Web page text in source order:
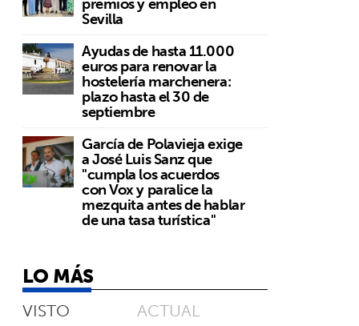
Sevilla
Ayudas de hasta 11.000
euros para renovar la
hostelería marchenera:
plazo hasta el 30 de
septiembre
García de Polavieja exige
a José Luis Sanz que
"cumpla los acuerdos
con Vox y paralice la
mezquita antes de hablar
de una tasa turística"
LO MÁS
VISTO ACTUAL